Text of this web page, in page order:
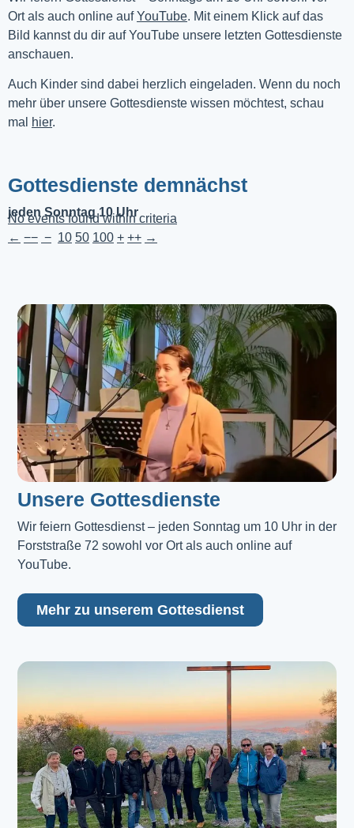
Ort als auch online auf YouTube. Mit einem Klick auf das
Bild kannst du dir auf YouTube unsere letzten Gottesdienste
anschauen.
Auch Kinder sind dabei herzlich eingeladen. Wenn du noch
mehr über unsere Gottesdienste wissen möchtest, schau
mal
hier.
Gottesdienste demnächst
jeden Sonntag 10 Uhr
No events found within criteria
← −− − 10 50 100 + ++ →
Unsere Gottesdienste
Wir feiern Gottesdienst – jeden Sonntag um 10 Uhr in der
Forststraße 72 sowohl vor Ort als auch online auf
YouTube.
Mehr zu unserem Gottesdienst